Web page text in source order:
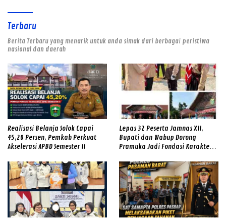
Terbaru
Berita Terbaru yang menarik untuk anda simak dari berbagai peristiwa
nasional dan daerah
Realisasi Belanja Solok Capai
45,20 Persen, Pemkab Perkuat
Akselerasi APBD Semester II
Lepas 32 Peserta Jamnas XII,
Bupati dan Wabup Dorong
Pramuka Jadi Fondasi Karakter